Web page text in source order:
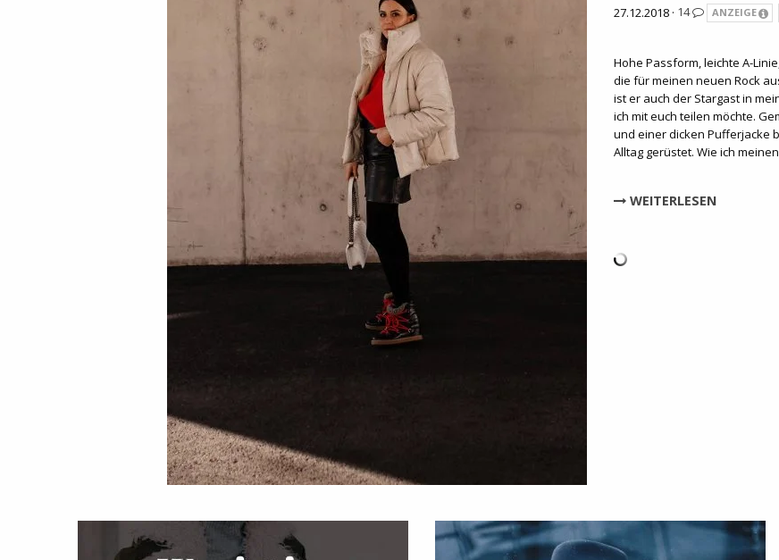
27.12.2018 · 14 ANZEIGE
Hohe Passform, leichte A-
die für meinen neuen Rock
ist er auch der Stargast in
ich mit euch teilen möchte.
und einer dicken Pufferjacke
Alltag gerüstet. Wie ich
WEITERLESEN